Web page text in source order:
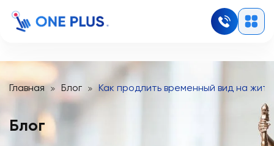
Главная Блог Как продлить временный вид на
Блог